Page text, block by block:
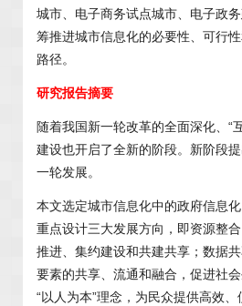
城市、电子商务试点城市、电子政
筹推进城市信息化的必要性、可行
路径。
研究报告摘要
随着我国新一轮改革的全面深化、“
建设也开启了全新的阶段。新阶段
一轮发展。
本文选定城市信息化中的政府信息
重点设计三大发展方向，即资源整
推进、集约建设和共建共享；数据
要素的共享、流通和融合，促进社
“以人为本”理念，为民众提供高效、